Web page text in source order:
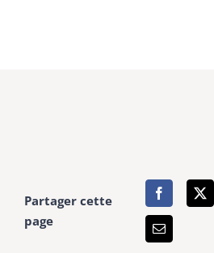
Partager cette
page